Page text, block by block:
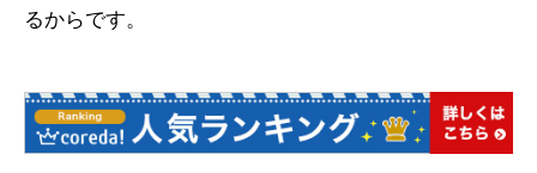
るからです。